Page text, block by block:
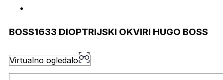
BOSS1633 DIOPTRIJSKI OKVIRI HUGO BOSS
Virtualno ogledalo